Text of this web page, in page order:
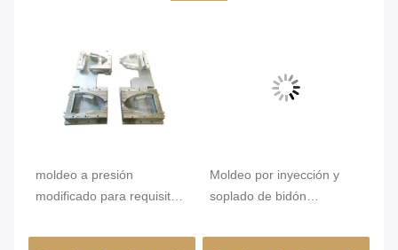
moldeo a presión
modificado para requisitos
corredor frío del moldeo
Moldeo por inyección y
soplado de bidón
3L